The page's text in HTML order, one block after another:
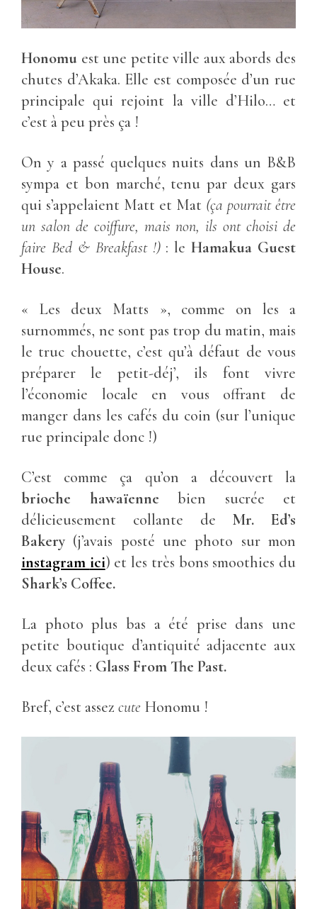
Honomu est une petite ville aux abords des
chutes d’Akaka. Elle est composée d’un rue
principale qui rejoint la ville d’Hilo… et
c’est à peu près ça !
On y a passé quelques nuits dans un B&B
sympa et bon marché, tenu par deux gars
qui s’appelaient Matt et Mat (ça pourrait être
un salon de coiffure, mais non, ils ont choisi de
faire Bed & Breakfast !): leHamakua Guest
House.
« Les deux Matts », comme on les a
surnommés, ne sont pas trop du matin, mais
le truc chouette, c’est qu’à défaut de vous
préparer le petit-déj’, ils font vivre
l’économie locale en vous offrant de
manger dans les cafés du coin (sur l’unique
rue principale donc !)
C’est comme ça qu’on a découvert la
brioche hawaïenne bien sucrée et
délicieusement collante de Mr.
Ed’s
Bakery (j’avais posté une photo sur mon
instagram ici) et les très bons smoothies du
Shark’s Coffee.
La photo plus bas a été prise dans une
petite boutique d’antiquité adjacente aux
deux cafés : Glass From The Past.
Bref, c’est assez cute Honomu !